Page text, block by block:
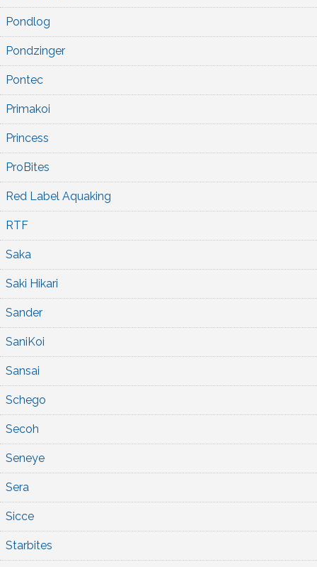
Pondlog
Pondzinger
Pontec
Primakoi
Princess
ProBites
Red Label Aquaking
RTF
Saka
Saki Hikari
Sander
SaniKoi
Sansai
Schego
Secoh
Seneye
Sera
Sicce
Starbites